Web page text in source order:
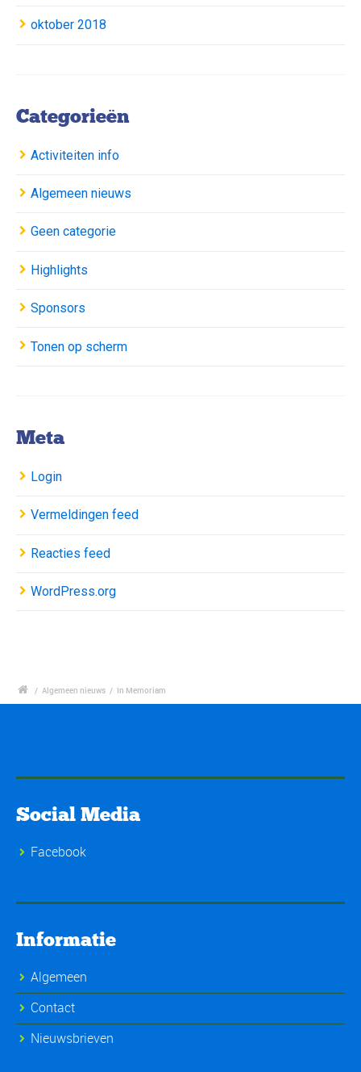
oktober 2018
Categorieën
Activiteiten info
Algemeen nieuws
Geen categorie
Highlights
Sponsors
Tonen op scherm
Meta
Login
Vermeldingen feed
Reacties feed
WordPress.org
/ Algemeen nieuws / In Memoriam
Social Media
Facebook
Informatie
Algemeen
Contact
Nieuwsbrieven